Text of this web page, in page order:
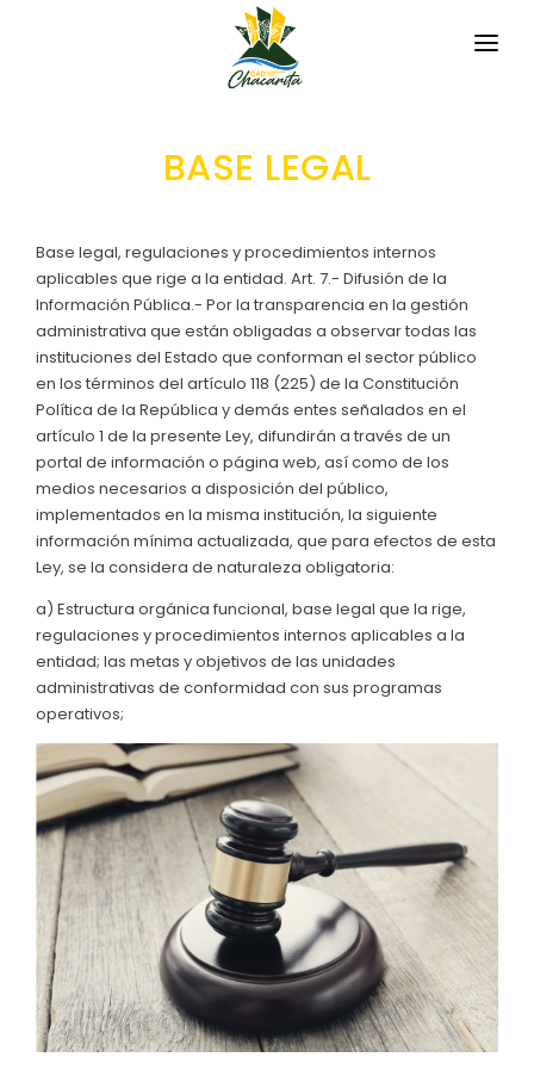
LA PARROQUIA
Historia Antigua
Relieve y Geografía
Símbolos Cívicos
GEOGRAFÍA
Ubicación
Clima
TRANSPARENCIA
GESTIÓN Y PRESUPUESTO
GESTIÓN INSTITUCIONAL
Sesiones Ordinarias
Sesiones Extraordinarias
Resoluciones
Convocatorias
GESTIÓN ADMINISTRATIVA
Plan de desarrollo y Ordenamiento Territorial -
Plan Anual Contratación - PAC
Plan Operativo Anual - POA
Convenios Institucionales
PRESUPUESTO: EJECUCIÓN Y REPORTES
Cédulas presupuestarias y balances
Procesos de contratación
Ejecución Presupuestaria
Obras y proyectos
MECANISMOS DE PARTICIPACIÓN
CIUDADANÍA ACTIVA
Solicitud de acceso información pública
TURISMO
BASE LEGAL
Base legal, regulaciones y procedimientos internos
aplicables que rige a la entidad. Art. 7.- Difusión de la
Información Pública.- Por la transparencia en la gestión
administrativa que están obligadas a observar todas las
instituciones del Estado que conforman el sector público
en los términos del artículo 118 (225) de la Constitución
Política de la República y demás entes señalados en el
artículo 1 de la presente Ley, difundirán a través de un
portal de información o página web, así como de los
medios necesarios a disposición del público,
implementados en la misma institución, la siguiente
información mínima actualizada, que para efectos de esta
Ley, se la considera de naturaleza obligatoria:
a) Estructura orgánica funcional, base legal que la rige,
regulaciones y procedimientos internos aplicables a la
entidad; las metas y objetivos de las unidades
administrativas de conformidad con sus programas
operativos;